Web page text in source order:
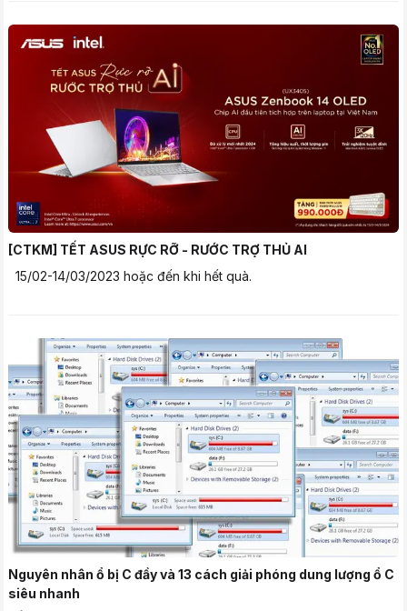
[CTKM] TẾT ASUS RỰC RỠ - RƯỚC TRỢ THỦ AI
15/02-14/03/2023 hoặc đến khi hết quà.
Nguyên nhân ổ bị C đầy và 13 cách giải phóng dung lượng ổ C
siêu nhanh